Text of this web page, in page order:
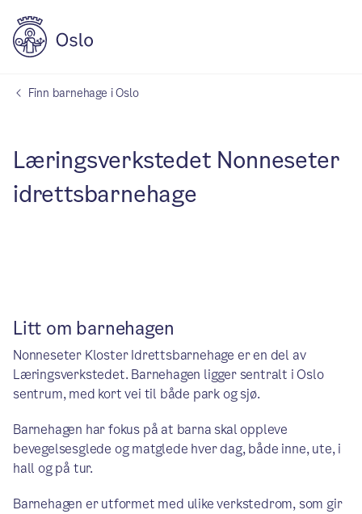
Finn barnehage i Oslo
Læringsverkstedet Nonneseter
idrettsbarnehage
Litt om barnehagen
Nonneseter Kloster Idrettsbarnehage er en del av
Læringsverkstedet. Barnehagen ligger sentralt i Oslo
sentrum, med kort vei til både park og sjø.
Barnehagen har fokus på at barna skal oppleve
bevegelsesglede og matglede hver dag, både inne, ute, i
hall og på tur.
Barnehagen er utformet med ulike verkstedrom, som gir